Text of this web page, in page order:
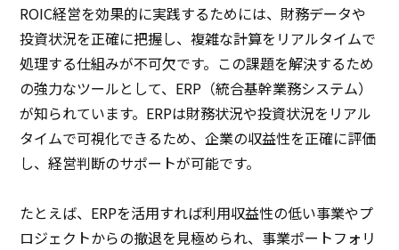
ROIC経営を効果的に実践するためには、財務データや
投資状況を正確に把握し、複雑な計算をリアルタイムで
処理する仕組みが不可欠です。この課題を解決するため
の強力なツールとして、ERP（統合基幹業務システム）
が知られています。ERPは財務状況や投資状況をリアル
タイムで可視化できるため、企業の収益性を正確に評価
し、経営判断のサポートが可能です。
たとえば、ERPを活用すれば利用収益性の低い事業やプ
ロジェクトからの撤退を見極められ、事業ポートフォリ